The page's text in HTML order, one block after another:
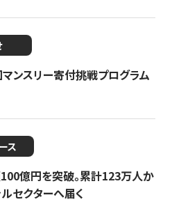
ンスリー寄付挑戦プログラム
ス
億円を突破。累計123万人か
セクターへ届く